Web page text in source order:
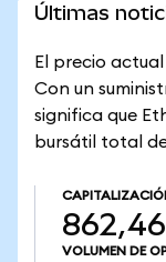
Últimas
El precio
Con un
significa que
bursátil total
VOLUMEN DE